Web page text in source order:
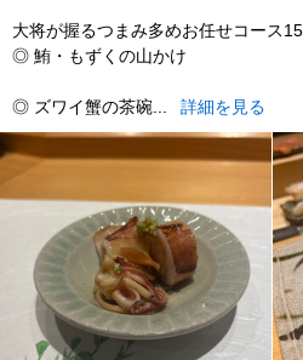
大将が握るつまみ多めお任せコース
◎ 鮪・もずくの山かけ
◎ ズワイ蟹の茶碗... 詳細を見る